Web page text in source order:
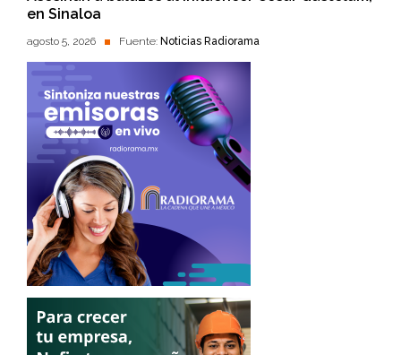
en Sinaloa
agosto 5, 2026 Fuente: Noticias Radiorama